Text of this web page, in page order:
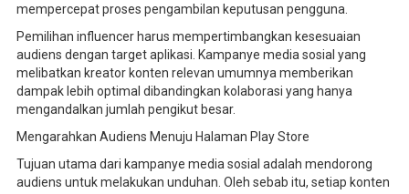
mempercepat proses pengambilan keputusan pengguna.
Pemilihan influencer harus mempertimbangkan kesesuaian
audiens dengan target aplikasi. Kampanye media sosial yang
melibatkan kreator konten relevan umumnya memberikan
dampak lebih optimal dibandingkan kolaborasi yang hanya
mengandalkan jumlah pengikut besar.
Mengarahkan Audiens Menuju Halaman Play Store
Tujuan utama dari kampanye media sosial adalah mendorong
audiens untuk melakukan unduhan. Oleh sebab itu, setiap konten